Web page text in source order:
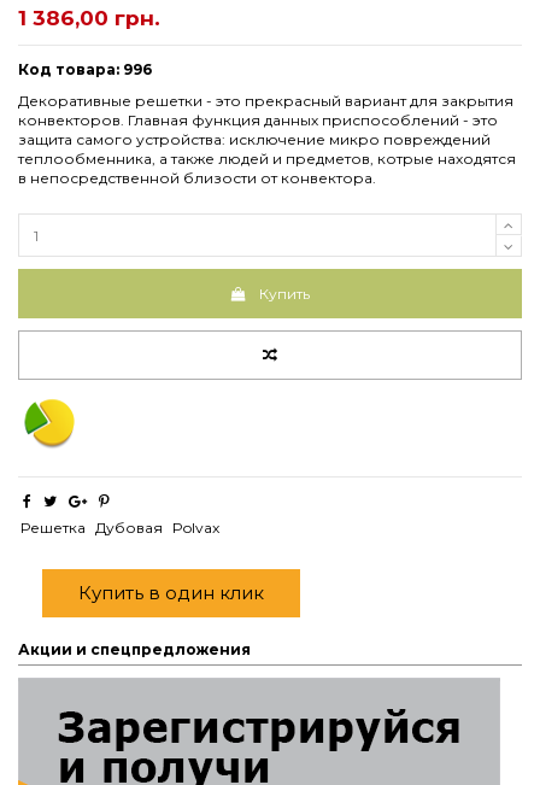
1 386,00 грн.
Код товара: 996
Декоративные решетки - это прекрасный вариант для закрытия
конвекторов. Главная функция данных приспособлений - это
защита самого устройства: исключение микро повреждений
теплообменника, а также людей и предметов, котрые находятся
в непосредственной близости от конвектора.
Купить
Решетка Дубовая Polvax
Купить в один клик
Акции и спецпредложения